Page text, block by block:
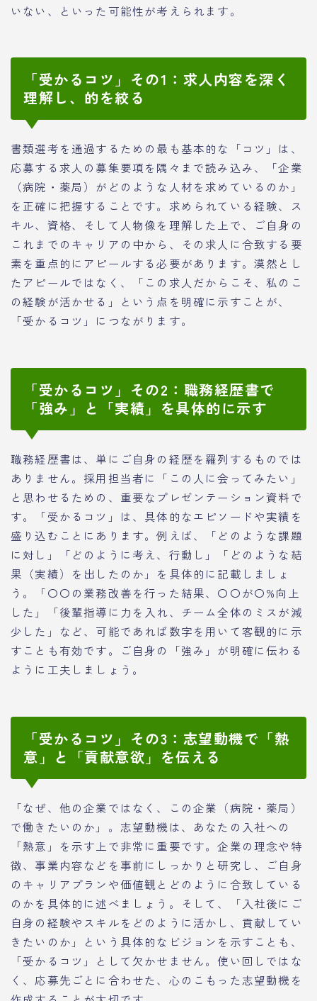
いない、といった可能性が考えられます。
「受かるコツ」その1：求人内容を深く
理解し、的を絞る
書類選考を通過するための最も基本的な「コツ」は、
応募する求人の募集要項を隅々まで読み込み、「企業
（病院・薬局）がどのような人材を求めているのか」
を正確に把握することです。求められている経験、ス
キル、資格、そして人物像を理解した上で、ご自身の
これまでのキャリアの中から、その求人に合致する要
素を重点的にアピールする必要があります。漠然とし
たアピールではなく、「この求人だからこそ、私のこ
の経験が活かせる」という点を明確に示すことが、
「受かるコツ」につながります。
「受かるコツ」その2：職務経歴書で
「強み」と「実績」を具体的に示す
職務経歴書は、単にご自身の経歴を羅列するものでは
ありません。採用担当者に「この人に会ってみたい」
と思わせるための、重要なプレゼンテーション資料で
す。「受かるコツ」は、具体的なエピソードや実績を
盛り込むことにあります。例えば、「どのような課題
に対し」「どのように考え、行動し」「どのような結
果（実績）を出したのか」を具体的に記載しましょ
う。「〇〇の業務改善を行った結果、〇〇が〇%向上
した」「後輩指導に力を入れ、チーム全体のミスが減
少した」など、可能であれば数字を用いて客観的に示
すことも有効です。ご自身の「強み」が明確に伝わる
ように工夫しましょう。
「受かるコツ」その3：志望動機で「熱
意」と「貢献意欲」を伝える
「なぜ、他の企業ではなく、この企業（病院・薬局）
で働きたいのか」。志望動機は、あなたの入社への
「熱意」を示す上で非常に重要です。企業の理念や特
徴、事業内容などを事前にしっかりと研究し、ご自身
のキャリアプランや価値観とどのように合致している
のかを具体的に述べましょう。そして、「入社後にご
自身の経験やスキルをどのように活かし、貢献してい
きたいのか」という具体的なビジョンを示すことも、
「受かるコツ」として欠かせません。使い回しではな
く、応募先ごとに合わせた、心のこもった志望動機を